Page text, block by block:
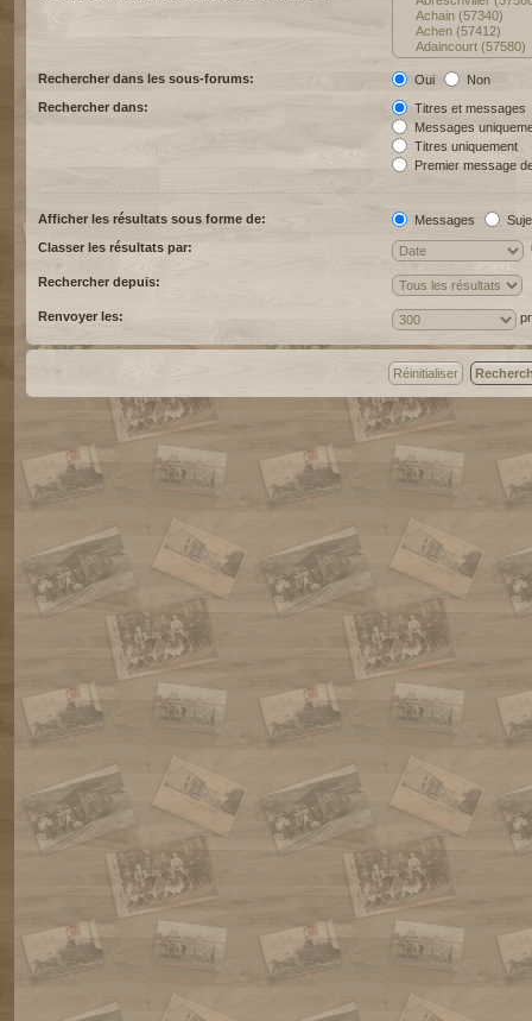
Rechercher dans les sous-forums: Oui
Non
Rechercher dans:
Titres et messages
Messages
Titres uniquement
Premier message
Afficher les résultats sous forme de: Messages
Classer les résultats par:
Rechercher depuis:
Renvoyer les: